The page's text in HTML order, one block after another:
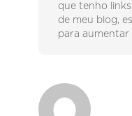
que tenho
de meu blog,
para aumentar